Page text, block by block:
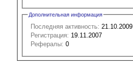
Дополнительная информация
Последняя активность: 21.10.2009
Регистрация: 19.11.2007
Рефералы: 0